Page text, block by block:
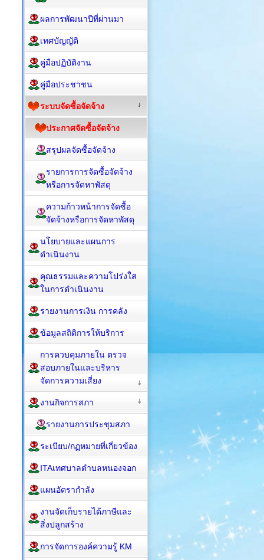
ผลการพัฒนาปีที่ผ่านมา
เทศบัญญัติ
คู่มือปฏิบัติงาน
คู่มือประชาชน
ระบบจัดซื้อจัดจ้าง
ประกาศจัดซื้อจัดจ้าง
สรุปผลจัดซื้อจัดจ้าง
รายการการจัดซื้อจัดจ้าง
หรือการจัดหาพัสดุ
ความก้าวหน้าการจัดซื้อ
จัดจ้างหรือการจัดหาพัสดุ
นโยบายและแผนการ
ดำเนินงาน
คุณธรรมและความโปร่งใส
ในการดำเนินงาน
รายงานการเงิน การคลัง
ข้อมูลสถิติการให้บริการ
การควบคุมภายใน ตรวจ
สอบภายในและบริหาร
จัดการความเสี่ยง
งานกิจการสภา
รายงานการประชุมสภา
ระเบียบ/กฏหมายที่เกี่ยวข้อง
ITAเทศบาลตำบลหนองจอก
แผนอัตรากำลัง
งานจัดเก็บรายได้ภาษีและ
สิ่งปลูกสร้าง
การจัดการองค์ความรู้ KM